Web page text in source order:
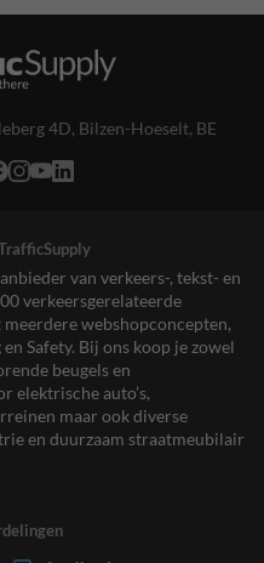
4D, Bilzen-Hoeselt, BE
van verkeers-, tekst- en
verkeersgerelateerde
webshopconcepten,
Safety. Bij ons koop je zowel
beugels en
elektrische auto’s,
maar ook diverse
en duurzaam straatmeubilair